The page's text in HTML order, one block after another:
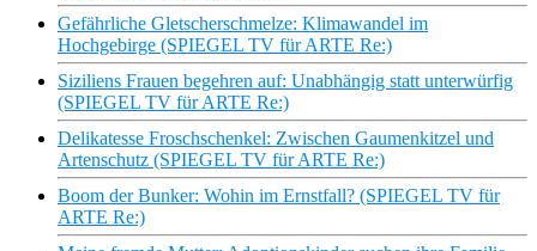
Gefährliche Gletscherschmelze: Klimawandel im
Hochgebirge (SPIEGEL TV für ARTE Re:)
Siziliens Frauen begehren auf: Unabhängig statt unterwürfig
(SPIEGEL TV für ARTE Re:)
Delikatesse Froschschenkel: Zwischen Gaumenkitzel und
Artenschutz (SPIEGEL TV für ARTE Re:)
Boom der Bunker: Wohin im Ernstfall? (SPIEGEL TV für
ARTE Re:)